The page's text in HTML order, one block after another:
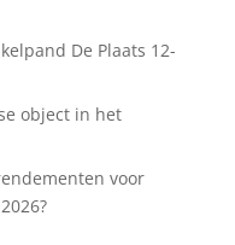
De Plaats 12-
object in het
voor